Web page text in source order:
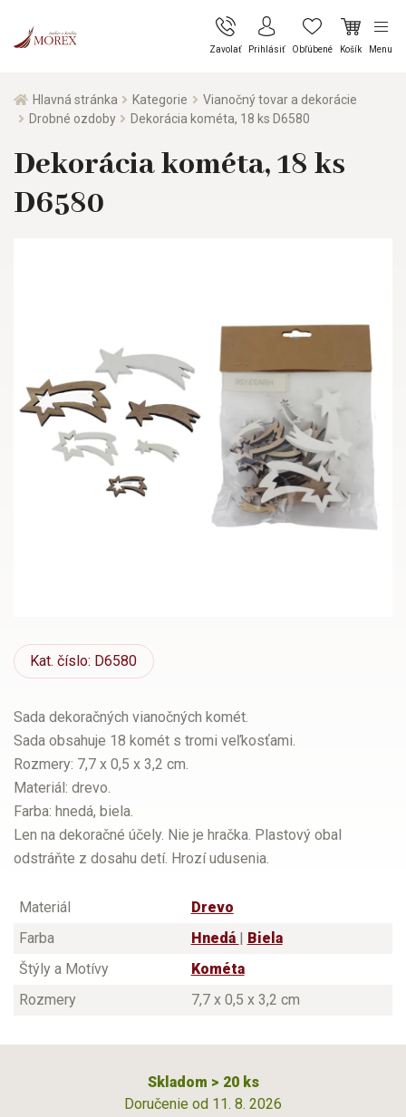
Zavolať Prihlásiť Obľúbené Košík Menu
Hlavná stránka Kategorie
Vianočný tovar a dekorácie
Drobné ozdoby
Dekorácia kométa, 18 ks D6580
Dekorácia kométa, 18 ks
D6580
Kat. číslo: D6580
Sada dekoračných vianočných komét.
Sada obsahuje 18 komét s tromi veľkosťami.
Rozmery: 7,7 x 0,5 x 3,2 cm.
Materiál: drevo.
Farba: hnedá, biela.
Len na dekoračné účely. Nie je hračka. Plastový obal
odstráňte z dosahu detí. Hrozí udusenia.
Materiál
Drevo
Farba
Hnedá
Biela
Štýly a Motívy
Kométa
Rozmery
7,7 x 0,5 x 3,2 cm
Skladom > 20 ks
Doručenie od 11. 8. 2026